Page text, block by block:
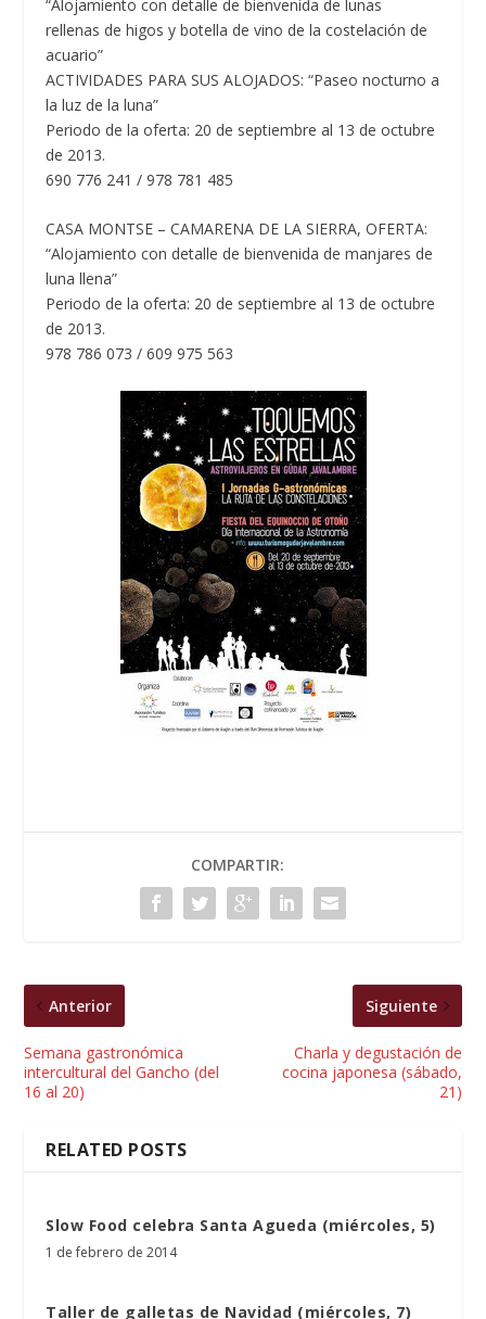
“Alojamiento con detalle de bienvenida de lunas
rellenas de higos y botella de vino de la costelación de
acuario”
ACTIVIDADES PARA SUS ALOJADOS: “Paseo nocturno a
la luz de la luna”
Periodo de la oferta: 20 de septiembre al 13 de octubre
de 2013.
690 776 241 / 978 781 485
CASA MONTSE – CAMARENA DE LA SIERRA, OFERTA:
“Alojamiento con detalle de bienvenida de manjares de
luna llena”
Periodo de la oferta: 20 de septiembre al 13 de octubre
de 2013.
978 786 073 / 609 975 563
COMPARTIR:
Anterior
Semana gastronómica
intercultural del Gancho (del
16 al 20)
Siguiente
Charla y degustación de
cocina japonesa (sábado,
21)
RELATED POSTS
Slow Food celebra Santa Agueda (miércoles, 5)
1 de febrero de 2014
Taller de galletas de Navidad (miércoles, 7)